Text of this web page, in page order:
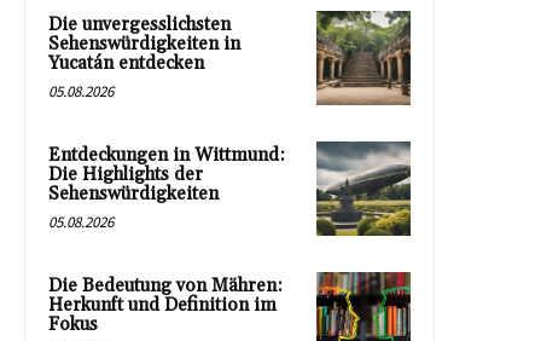
Die unvergesslichsten
Sehenswürdigkeiten in
Yucatán entdecken
05.08.2026
Entdeckungen in Wittmund:
Die Highlights der
Sehenswürdigkeiten
05.08.2026
Die Bedeutung von Mähren:
Herkunft und Definition im
Fokus